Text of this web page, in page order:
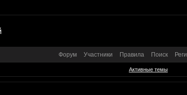
Форум Участники Правила Поиск
Активные темы